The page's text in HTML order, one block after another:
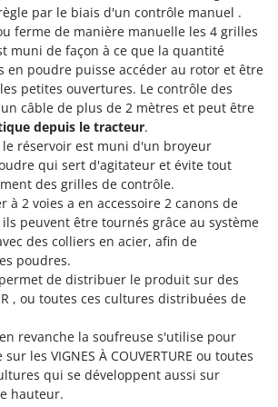
pommes de terre pour tracteur
pour tracteur
à tracteur
électriques
par le biais d'un contrôle manuel .
ferme de manière manuelle les 4 grilles
muni de façon à ce que la quantité
en poudre puisse accéder au rotor et être
petites ouvertures. Le contrôle des
câble de plus de 2 mètres et peut être
depuis le tracteur.
le réservoir est muni d'un broyeur
qui sert d'agitateur et évite tout
des grilles de contrôle.
à 2 voies a en accessoire 2 canons de
peuvent être tournés grâce au système
des colliers en acier, afin de
poudres.
permet de distribuer le produit sur des
, ou toutes ces cultures distribuées de
en revanche la soufreuse s'utilise pour
sur les VIGNES À COUVERTURE ou toutes
qui se développent aussi sur
hauteur.